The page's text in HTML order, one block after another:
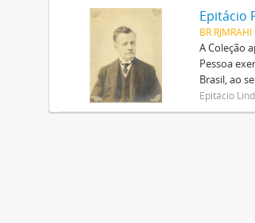
Epitácio
BR RJMRAHI
A Coleção
Pessoa
Brasil, ao
Epitácio